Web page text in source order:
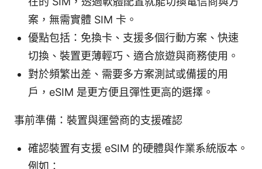
案，無需實體 SIM 卡。
優點包括：免換卡、支援多個行動方案、快速
切換、裝置更薄輕巧、適合旅遊與商務使用。
對於頻繁出差、需要多方案測試或備援的用
戶，eSIM 是更方便且彈性更高的選擇。
事前準備：裝置與運營商的支援確認
確認裝置有支援 eSIM 的硬體與作業系統版本。
例如：